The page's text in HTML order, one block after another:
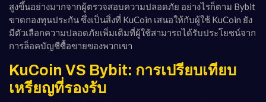
สูงขึ้นอย่างมากจากผู้ตรวจสอบความปลอดภัย อย่างไรก็ตาม Bybit
ขาดกองทุนประกัน ซึ่งเป็นสิ่งที่ KuCoin เสนอให้กับผู้ใช้ KuCoin ยัง
มีตัวเลือกความปลอดภัยเพิ่มเติมที่ผู้ใช้สามารถได้รับประโยชน์จาก
การล็อคบัญชีซื้อขายของพวกเขา
KuCoin VS Bybit: การเปรียบเทียบ
เหรียญที่รองรับ